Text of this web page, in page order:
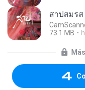
สาปสมรส
73.1 MB